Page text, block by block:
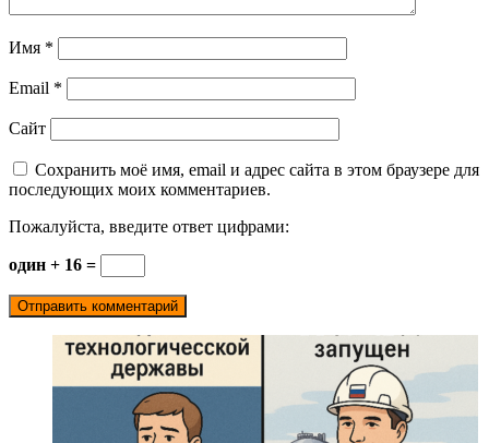
Имя *
Email *
Сайт
Сохранить моё имя, email и адрес сайта в этом браузере для
последующих моих комментариев.
Пожалуйста, введите ответ цифрами:
один + 16 =